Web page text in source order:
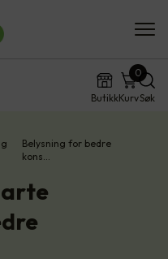
ButikkKurv
0
Søk
Belysning for bedre
kons…